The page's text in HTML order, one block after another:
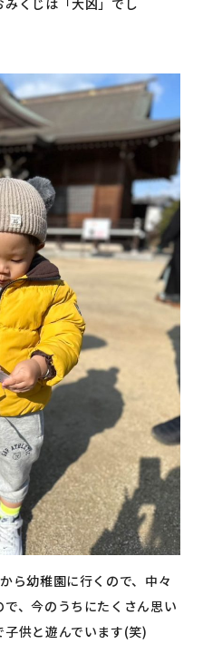
くじは「大凶」でし
ら幼稚園に行くので、中々
、今のうちにたくさん思い
供と遊んでいます(笑)